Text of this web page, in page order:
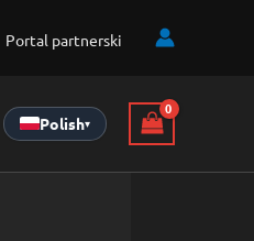
Portal partnerski
Polish▾